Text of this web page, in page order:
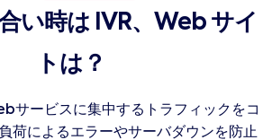
い時は IVR、Web サイ
トは？
サービスに集中するトラフィックをコ
荷によるエラーやサーバダウンを防止